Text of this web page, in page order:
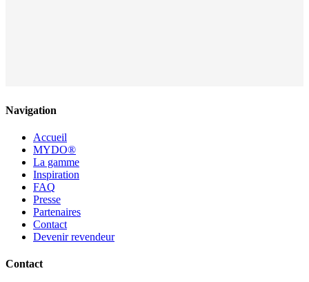
Navigation
Accueil
MYDO®
La gamme
Inspiration
FAQ
Presse
Partenaires
Contact
Devenir revendeur
Contact